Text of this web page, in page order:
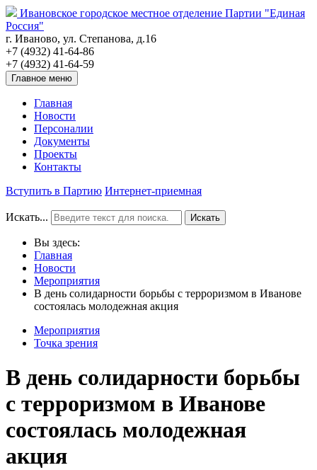
Ивановское городское местное отделение Партии "Единая
Россия"
г. Иваново, ул. Степанова, д.16
+7 (4932) 41-64-86
+7 (4932) 41-64-59
Главное меню
Главная
Новости
Персоналии
Документы
Проекты
Контакты
Вступить в Партию Интернет-приемная
Искать... Искать
Вы здесь:
Главная
Новости
Мероприятия
В день солидарности борьбы с терроризмом в Иванове
состоялась молодежная акция
Мероприятия
Точка зрения
В день солидарности борьбы
с терроризмом в Иванове
состоялась молодежная
акция